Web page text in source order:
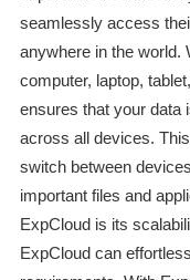
seamlessly access
anywhere in the world.
computer, laptop,
ensures that your data
across all devices.
switch between
important files and
ExpCloud is its
ExpCloud can